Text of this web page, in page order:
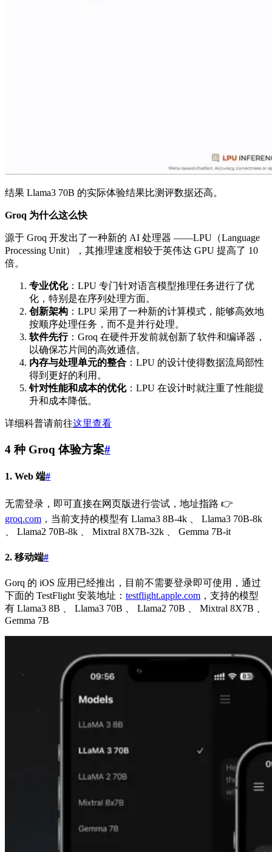
结果 Llama3 70B 的实际体验结果比测评数据还高。
Groq 为什么这么快
源于 Groq 开发出了一种新的 AI 处理器 ——LPU（Language
Processing Unit），其推理速度相较于英伟达 GPU 提高了 10
倍。
专业优化：LPU 专门针对语言模型推理任务进行了优
化，特别是在序列处理方面。
创新架构 ：LPU 采用了一种新的计算模式，能够高效地
按顺序处理任务，而不是并行处理。
软件先行：Groq 在硬件开发前就创新了软件和编译器，
以确保芯片间的高效通信。
内存与处理单元的整合 ：LPU 的设计使得数据流局部性
得到更好的利用。
针对性能和成本的优化：LPU 在设计时就注重了性能提
升和成本降低。
详细科普请前往这里查看
4 种 Groq 体验方案#
1. Web 端#
无需登录，即可直接在网页版进行尝试，地址指路 👉
groq.com ，当前支持的模型有 Llama3 8B-4k 、 Llama3 70B-8k
、 Llama2 70B-8k 、 Mixtral 8X7B-32k 、 Gemma 7B-it
2. 移动端#
Gorq 的 iOS 应用已经推出，目前不需要登录即可使用，通过
下面的 TestFlight 安装地址： testflight.apple.com ，支持的模型
有 Llama3 8B 、 Llama3 70B 、 Llama2 70B 、 Mixtral 8X7B 、
Gemma 7B